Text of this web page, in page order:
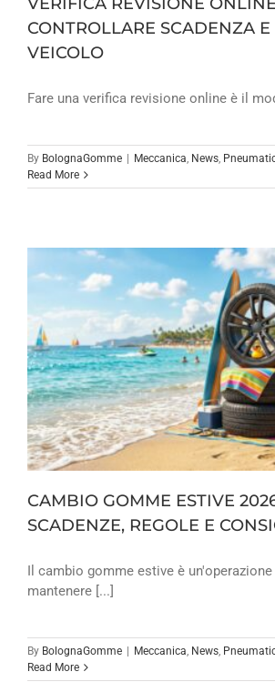
CONTROLLARE SCADENZA E
VEICOLO
Fare una verifica revisione online è il
By BolognaGomme Meccanica, News,
Read More
CAMBIO GOMME ESTIVE
SCADENZE, REGOLE E
Il cambio gomme estive è
mantenere [...]
By BolognaGomme Meccanica, News,
Read More